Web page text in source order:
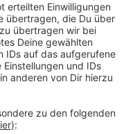
ab, ohne dafür ein
heißt es vom
jeden Fall
Schutz der
als auch dem